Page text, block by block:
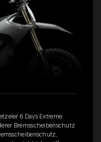
6 Days Extreme
Bremsscheibenschutz